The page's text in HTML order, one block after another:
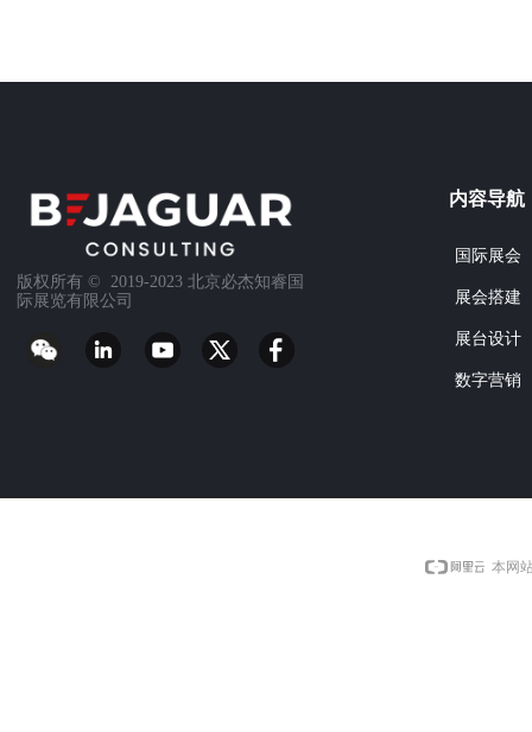
版权所有 ©  2019-2023 北京必杰知睿国
际展览有限公司
内容导航
国际展会
展会搭建
展台设计
数字营销
本网